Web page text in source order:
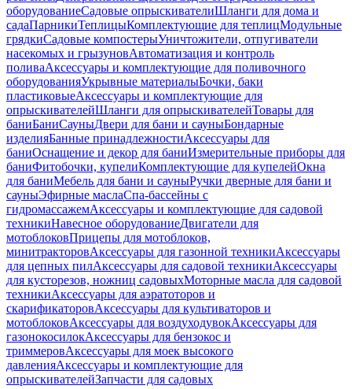
оборудованиеСадовые опрыскивателиШланги для дома и
садаПарникиТеплицыКомплектующие для теплицМодульные
грядкиСадовые компостерыУничтожители, отпугиватели
насекомых и грызуновАвтоматизация и контроль
поливаАксессуары и комплектующие для поливочного
оборудованияУкрывные материалыБочки, баки
пластиковыеАксессуары и комплектующие для
опрыскивателейШланги для опрыскивателейТовары для
баниБаниСауныДвери для бани и сауныБондарные
изделияБанные принадлежностиАксессуары для
баниОснащение и декор для баниИзмерительные приборы для
баниФитобочки, купелиКомплектующие для купелейОкна
для баниМебель для бани и сауныРучки дверные для бани и
сауныЭфирные маслаСпа-бассейны с
гидромассажемАксессуары и комплектующие для садовой
техникиНавесное оборудованиеДвигатели для
мотоблоковПрицепы для мотоблоков,
минитракторовАксессуары для газонной техникиАксессуары
для цепных пилАксессуары для садовой техникиАксессуары
для кусторезов, ножниц садовыхМоторные масла для садовой
техникиАксессуары для аэратоторов и
скарификаторовАксессуары для культиваторов и
мотоблоковАксессуары для воздуходувокАксессуары для
газонокосилокАксессуары для бензокос и
триммеровАксессуары для моек высокого
давленияАксессуары и комплектующие для
опрыскивателейЗапчасти для садовых